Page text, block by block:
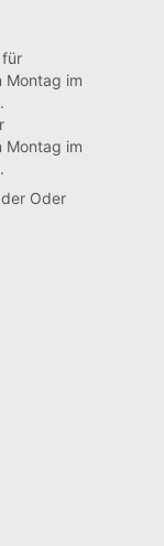
Montag im
Oder